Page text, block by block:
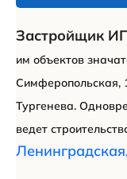
Застройщик
им объектов
Симферопольская,
Тургенева.
ведет